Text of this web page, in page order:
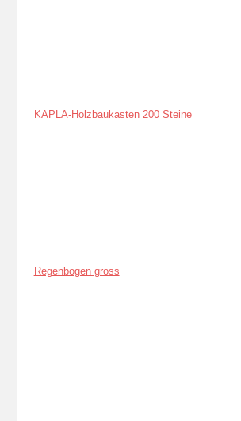
KAPLA-Holzbaukasten 200 Steine
Regenbogen gross